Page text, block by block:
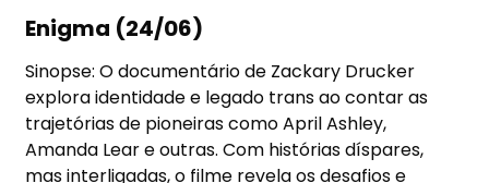
Enigma (24/06)
Sinopse: O documentário de Zackary Drucker
explora identidade e legado trans ao contar as
trajetórias de pioneiras como April Ashley,
Amanda Lear e outras. Com histórias díspares,
mas interligadas, o filme revela os desafios e